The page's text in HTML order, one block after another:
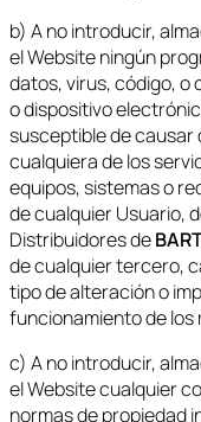
b) A no introducir,
el Website ningún
datos, virus, código,
o dispositivo
susceptible de causar
cualquiera de los
equipos, sistemas o
de cualquier Usuario,
Distribuidores de
de cualquier tercero,
tipo de alteración o
funcionamiento de los
c) A no introducir,
el Website cualquier
normas de propiedad